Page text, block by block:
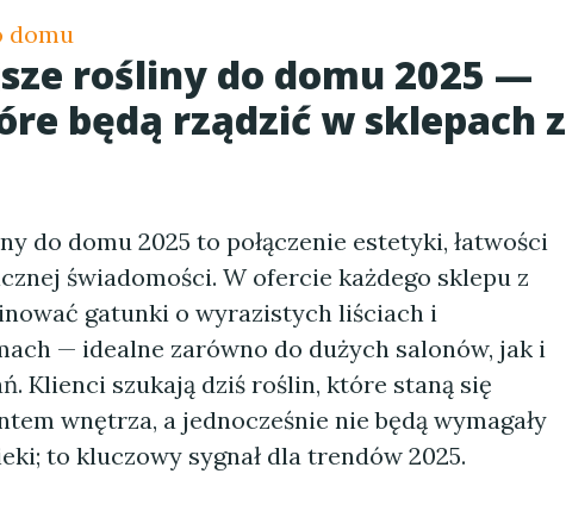
domu
rośliny do domu 2025 —
będą rządzić w sklepach z
do domu 2025 to połączenie estetyki, łatwości
świadomości. W ofercie każdego sklepu z
gatunki o wyrazistych liściach i
— idealne zarówno do dużych salonów, jak i
Klienci szukają dziś roślin, które staną się
wnętrza, a jednocześnie nie będą wymagały
to kluczowy sygnał dla trendów 2025.